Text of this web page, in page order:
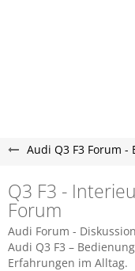
Q3 F3 -
Forum
Audi Forum -
Audi Q3 F3 –
Erfahrungen im Alltag.